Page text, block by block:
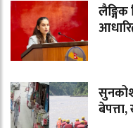
लैङ्गिक